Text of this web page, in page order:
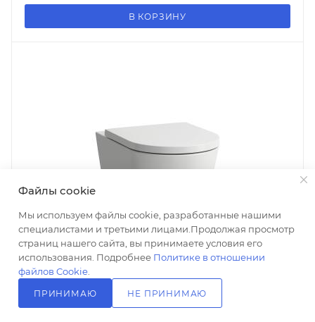
В КОРЗИНУ
Файлы cookie
Мы используем файлы cookie, разработанные нашими
специалистами и третьими лицами.Продолжая просмотр
страниц нашего сайта, вы принимаете условия его
использования. Подробнее Политике в отношении
файлов Cookie
ПРИНИМАЮ НЕ ПРИНИМАЮ